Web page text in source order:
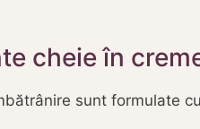
cheie în
sunt formulate